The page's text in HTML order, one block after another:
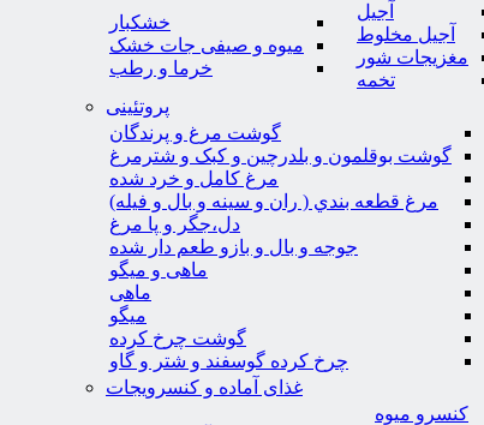
آجیل
آجیل مخلوط
مغزیجات شور
تخمه
خشکبار
میوه و صیفی جات خشک
خرما و رطب
پروتئینی
گوشت مرغ و پرندگان
گوشت بوقلمون و بلدرچین و کبک و شترمرغ
مرغ کامل و خرد شده
مرغ قطعه بندي ( ران و سينه و بال و فيله)
دل،جگر و پا مرغ
جوجه و بال و بازو طعم دار شده
ماهی و میگو
ماهی
میگو
گوشت چرخ کرده
چرخ کرده گوسفند و شتر و گاو
غذای آماده و کنسرویجات
کنسرو میوه